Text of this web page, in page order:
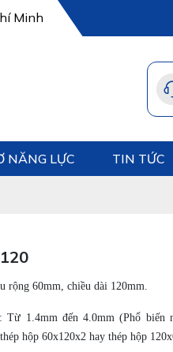
Minh
NĂNG LỰC TIN TỨC
rộng 60mm, chiều dài 120mm.
Từ 1.4mm đến 4.0mm (Phổ biến
hộp 60x120x2 hay thép hộp